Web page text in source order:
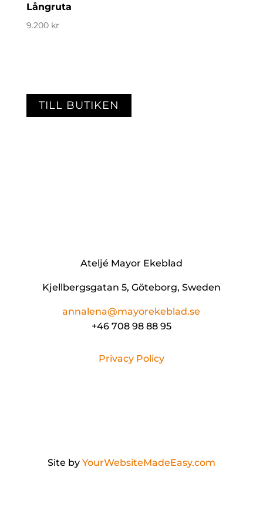
Långruta
9.200 kr
TILL BUTIKEN
Ateljé Mayor Ekeblad
Kjellbergsgatan 5, Göteborg, Sweden
annalena@mayorekeblad.se
+46 708 98 88 95
Privacy Policy
Site by YourWebsiteMadeEasy.com